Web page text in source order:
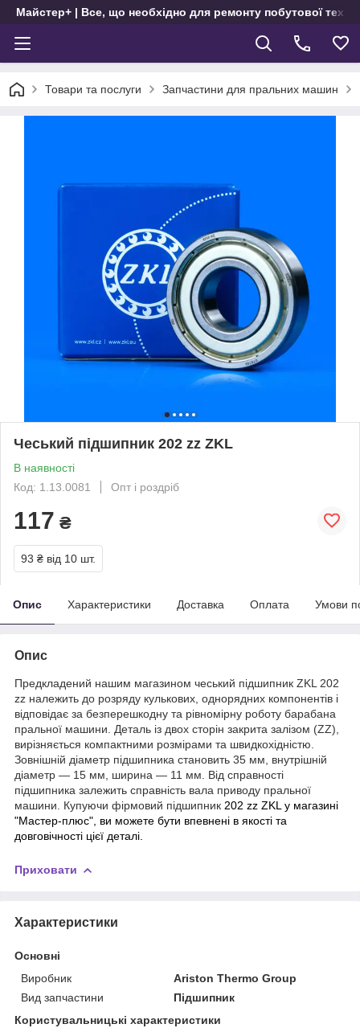
Майстер+ | Все, що необхідно для ремонту побутової
Товари та послуги Запчастини для пральних машин
Чеський підшипник 202 zz ZKL
В наявності
Код: 1.13.0081
Опт і роздріб
117 ₴
93 ₴ від 10 шт.
Опис Характеристики Доставка Оплата Умови
Опис
Предкладений нашим магазином чеський підшипник ZKL 202
zz належить до розряду кулькових, однорядних компонентів і
відповідає за безперешкодну та рівномірну роботу барабана
пральної машини. Деталь із двох сторін закрита залізом (ZZ),
вирізняється компактними розмірами та швидкохідністю.
Зовнішній діаметр підшипника становить 35 мм, внутрішній
діаметр — 15 мм, ширина — 11 мм. Від справності
підшипника залежить справність вала приводу пральної
машини. Купуючи фірмовий підшипник 202 zz ZKL у магазині
"Мастер-плюс", ви можете бути впевнені в якості та
довговічності цієї деталі.
Приховати
Характеристики
Основні
Виробник
Ariston Thermo Group
Вид запчастини
Підшипник
Користувальницькі характеристики